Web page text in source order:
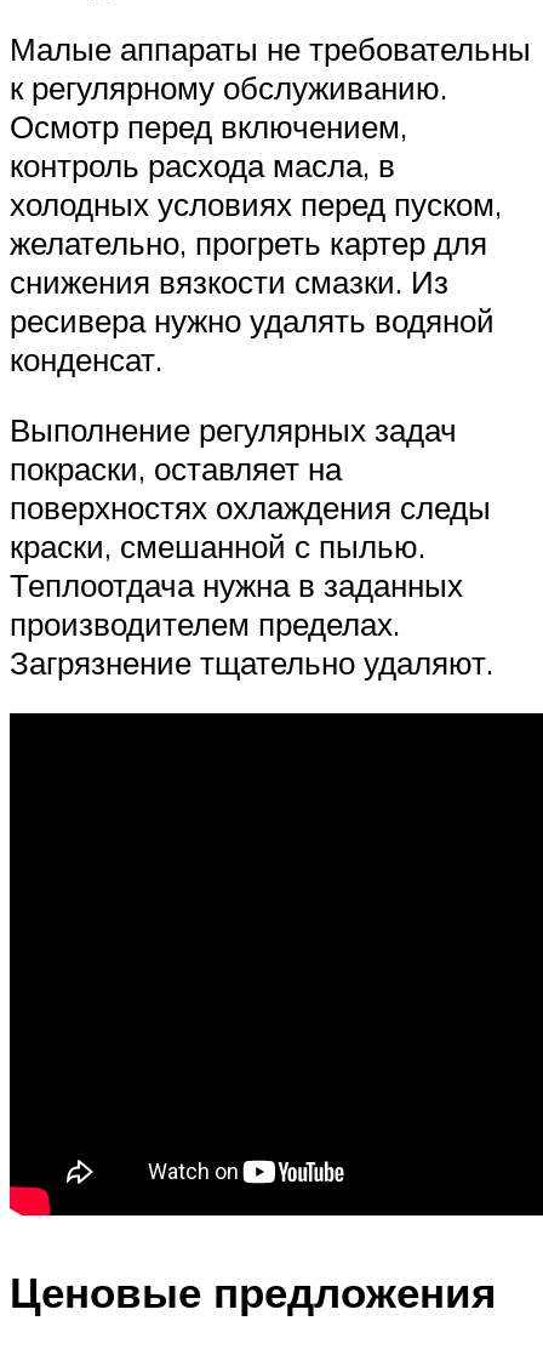
Малые аппараты не требовательны
к регулярному обслуживанию.
Осмотр перед включением,
контроль расхода масла, в
холодных условиях перед пуском,
желательно, прогреть картер для
снижения вязкости смазки. Из
ресивера нужно удалять водяной
конденсат.
Выполнение регулярных задач
покраски, оставляет на
поверхностях охлаждения следы
краски, смешанной с пылью.
Теплоотдача нужна в заданных
производителем пределах.
Загрязнение тщательно удаляют.
Ценовые предложения